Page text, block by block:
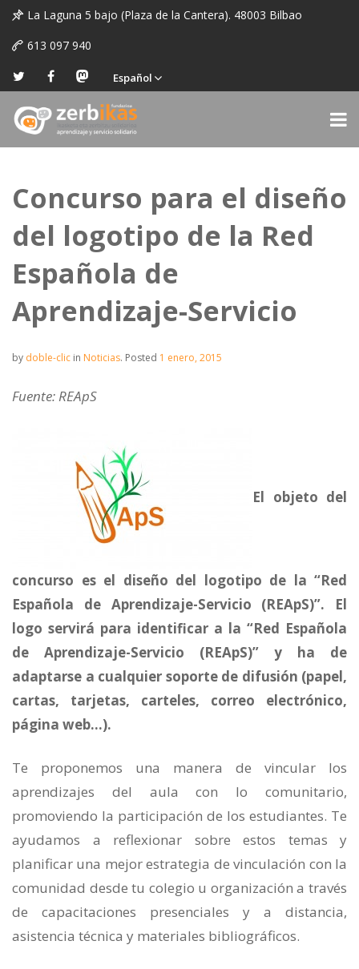
La Laguna 5 bajo (Plaza de la Cantera). 48003 Bilbao
613 097 940
Español
Concurso para el diseño
del logotipo de la Red
Española de
Aprendizaje-Servicio
by doble-clic in Noticias. Posted 1 enero, 2015
Fuente: REApS
El objeto del
concurso es el diseño del logotipo de la “Red
Española de Aprendizaje-Servicio (REApS)”. El
logo servirá para identificar a la “Red Española
de Aprendizaje-Servicio (REApS)” y ha de
adaptarse a cualquier soporte de difusión (papel,
cartas, tarjetas, carteles, correo electrónico,
página web…).
Te proponemos una manera de vincular los
aprendizajes del aula con lo comunitario,
promoviendo la participación de los estudiantes. Te
ayudamos a reflexionar sobre estos temas y
planificar una mejor estrategia de vinculación con la
comunidad desde tu colegio u organización a través
de capacitaciones presenciales y a distancia,
asistencia técnica y materiales bibliográficos.